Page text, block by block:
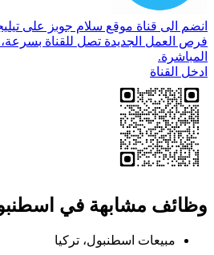
انضم الى قناة موقع سلام جوبز على
فرص العمل الجديدة تصل للقناة
المباشرة.
ادخل القناة
وظائف مشابهة في
مبيعات اسطنبول، تركيا